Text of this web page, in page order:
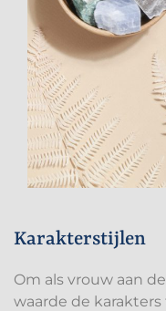
Karakterstijlen
Om als vrouw aan
waarde de